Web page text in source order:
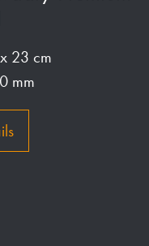
23 cm
mm